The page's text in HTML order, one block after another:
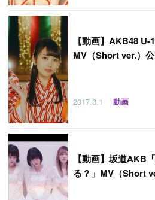
【動画】AKB48 U-
MV（Short ver.）公
2017.3.1 動画
【動画】坂道AKB
る？」MV（Short